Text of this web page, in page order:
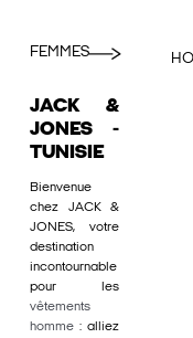
FEMMES
JACK &
JONES -
TUNISIE
Bienvenue
chez JACK &
JONES, votre
destination
incontournable
pour les
vêtements
homme : alliez